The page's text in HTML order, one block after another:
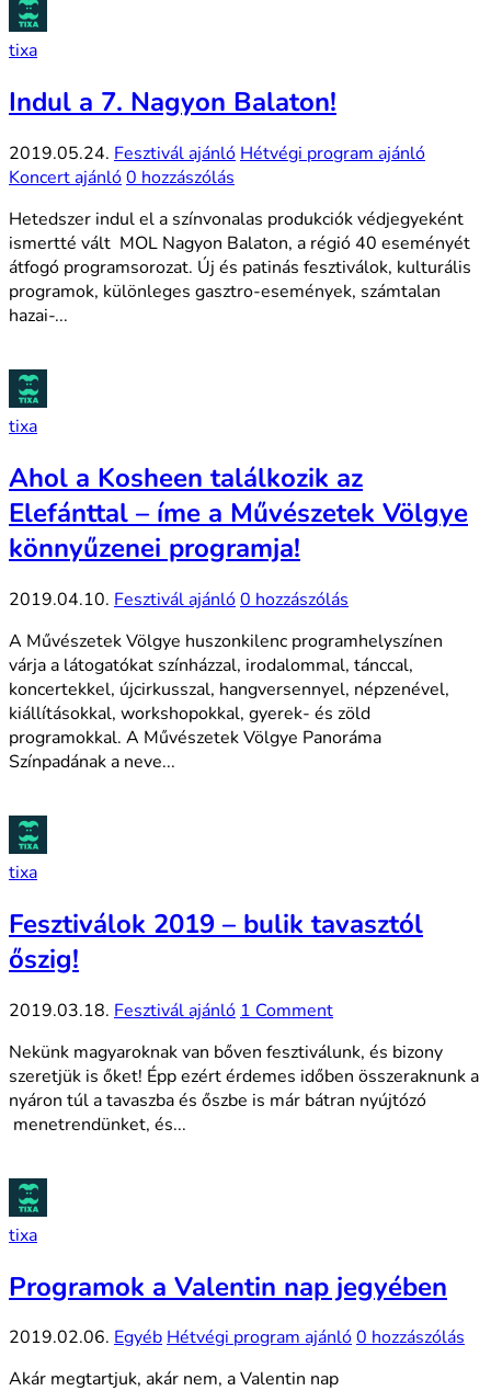
tixa
Indul a 7. Nagyon Balaton!
2019.05.24. Fesztivál ajánló Hétvégi program ajánló
Koncert ajánló0 hozzászólás
Hetedszer indul el a színvonalas produkciók védjegyeként
ismertté vált MOL Nagyon Balaton, a régió 40 eseményét
átfogó programsorozat. Új és patinás fesztiválok, kulturális
programok, különleges gasztro-események, számtalan
hazai-...
tixa
Ahol a Kosheen találkozik az
Elefánttal – íme a Művészetek Völgye
könnyűzenei programja!
2019.04.10. Fesztivál ajánló0 hozzászólás
A Művészetek Völgye huszonkilenc programhelyszínen
várja a látogatókat színházzal, irodalommal, tánccal,
koncertekkel, újcirkusszal, hangversennyel, népzenével,
kiállításokkal, workshopokkal, gyerek- és zöld
programokkal. A Művészetek Völgye Panoráma
Színpadának a neve...
tixa
Fesztiválok 2019 – bulik tavasztól
őszig!
2019.03.18. Fesztivál ajánló 1 Comment
Nekünk magyaroknak van bőven fesztiválunk, és bizony
szeretjük is őket! Épp ezért érdemes időben összeraknunk a
nyáron túl a tavaszba és őszbe is már bátran nyújtózó
menetrendünket, és...
tixa
Programok a Valentin nap jegyében
2019.02.06. EgyébHétvégi program ajánló0 hozzászólás
Akár megtartjuk, akár nem, a Valentin nap